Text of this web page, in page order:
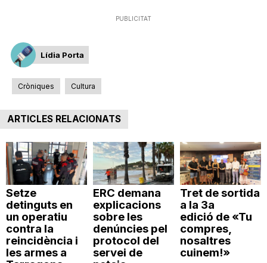
n
a
PUBLICITAT
Lídia Porta
Cròniques Cultura
ARTICLES RELACIONATS
Setze
detinguts en
un operatiu
contra la
reincidència i
les armes a
ERC demana
explicacions
sobre les
denúncies pel
protocol del
servei de
Tret de sortida
a la 3a
edició de «Tu
compres,
nosaltres
cuinem!»